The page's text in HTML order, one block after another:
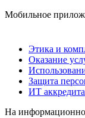
Мобильное
Этика и
Оказание
Защита
ИТ
На